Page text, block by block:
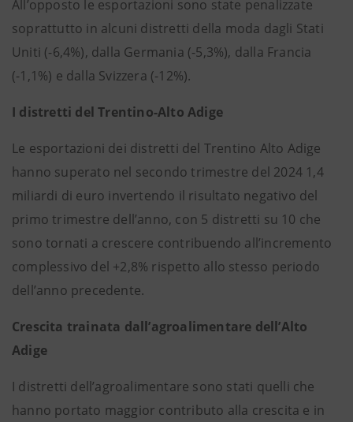
All’opposto le esportazioni sono state penalizzate
soprattutto in alcuni distretti della moda dagli Stati
Uniti (-6,4%), dalla Germania (-5,3%), dalla Francia
(-1,1%) e dalla Svizzera (-12%).
I distretti del Trentino-Alto Adige
Le esportazioni dei distretti del Trentino Alto Adige
hanno superato nel secondo trimestre del 2024 1,4
miliardi di euro invertendo il risultato negativo del
primo trimestre dell’anno, con 5 distretti su 10 che
sono tornati a crescere contribuendo all’incremento
complessivo del +2,8% rispetto allo stesso periodo
dell’anno precedente.
Crescita trainata dall’agroalimentare dell’Alto
Adige
I distretti dell’agroalimentare sono stati quelli che
hanno portato maggior contributo alla crescita e in